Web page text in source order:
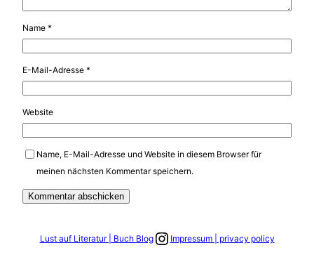
Name *
E-Mail-Adresse *
Website
Name, E-Mail-Adresse und Website in diesem Browser für
meinen nächsten Kommentar speichern.
Lust auf Literatur | Buch BlogLink zum Instagram Account
Impressum | privacy policy